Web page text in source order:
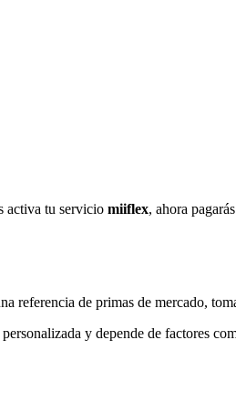
activa tu servicio miiflex, ahora
referencia de primas de mercado,
y depende de factores